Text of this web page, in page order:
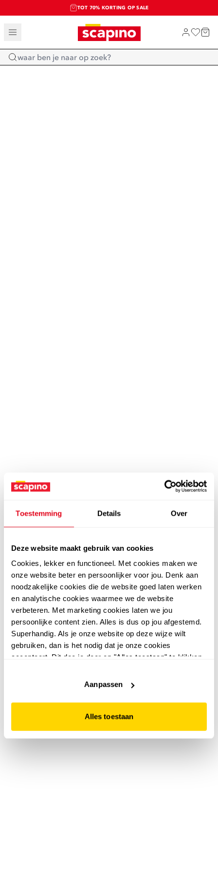
Toestemming Details Over
Deze website maakt gebruik van cookies
Cookies, lekker en functioneel. Met cookies maken we
onze website beter en persoonlijker voor jou. Denk aan
noodzakelijke cookies die de website goed laten werken
en analytische cookies waarmee we de website
verbeteren. Met marketing cookies laten we jou
persoonlijke content zien. Alles is dus op jou afgestemd.
Superhandig. Als je onze website op deze wijze wilt
gebruiken, dan is het nodig dat je onze cookies
accepteert. Dit doe je door op "Alles toestaan" te klikken.
website niet optimaal functioneert.
Aanpassen
Alles toestaan
TOT 70% KORTING OP SALE
SALE: LAATSTE KANS!
SHOP NIEUW
Home